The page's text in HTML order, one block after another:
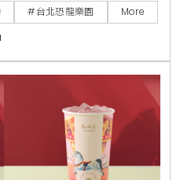
2月21日，3歲以下免費入
#台北恐龍樂園 More